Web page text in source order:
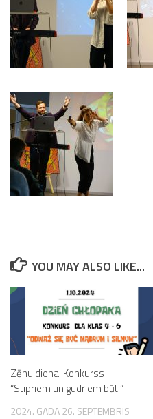
YOU MAY ALSO LIKE...
Zēnu diena. Konkurss
“Stipriem un gudriem būt!”
2024. GADA 26. SEPTEMBRIS